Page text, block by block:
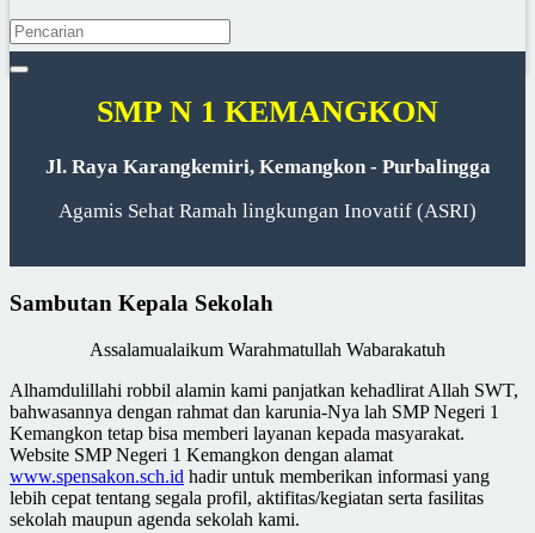
SMP N 1 KEMANGKON
Jl. Raya Karangkemiri, Kemangkon - Purbalingga
Agamis Sehat Ramah lingkungan Inovatif (ASRI)
Sambutan Kepala Sekolah
Assalamualaikum Warahmatullah Wabarakatuh
Alhamdulillahi robbil alamin kami panjatkan kehadlirat Allah SWT,
bahwasannya dengan rahmat dan karunia-Nya lah SMP Negeri 1
Kemangkon tetap bisa memberi layanan kepada masyarakat.
Website SMP Negeri 1 Kemangkon dengan alamat
www.spensakon.sch.id hadir untuk memberikan informasi yang
lebih cepat tentang segala profil, aktifitas/kegiatan serta fasilitas
sekolah maupun agenda sekolah kami.